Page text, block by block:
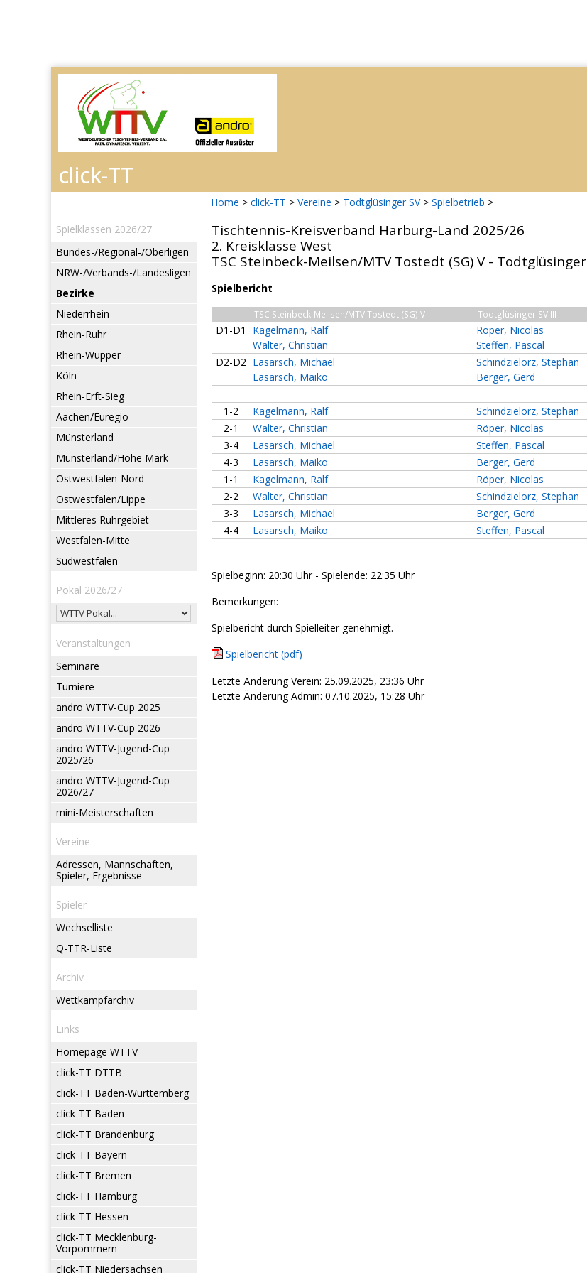
Home > click-TT > Vereine > Todtglüsinger SV> Spielbetrieb >
Spielklassen 2026/27
Bundes-/Regional-/Oberligen
NRW-/Verbands-/Landesligen
Bezirke
Niederrhein
Rhein-Ruhr
Rhein-Wupper
Köln
Rhein-Erft-Sieg
Aachen/Euregio
Münsterland
Münsterland/Hohe Mark
Ostwestfalen-Nord
Ostwestfalen/Lippe
Mittleres Ruhrgebiet
Westfalen-Mitte
Südwestfalen
Pokal 2026/27
Veranstaltungen
Seminare
Turniere
andro WTTV-Cup 2025
andro WTTV-Cup 2026
andro WTTV-Jugend-Cup
2025/26
andro WTTV-Jugend-Cup
2026/27
mini-Meisterschaften
Vereine
Adressen, Mannschaften,
Spieler, Ergebnisse
Spieler
Wechselliste
Q-TTR-Liste
Archiv
Wettkampfarchiv
Links
Homepage WTTV
click-TT DTTB
click-TT Baden-Württemberg
click-TT Baden
click-TT Brandenburg
click-TT Bayern
click-TT Bremen
click-TT Hamburg
click-TT Hessen
click-TT Mecklenburg-
Vorpommern
click-TT Niedersachsen
Tischtennis-Kreisverband Harburg-Land 2025/26
2. Kreisklasse West
TSC Steinbeck-Meilsen/MTV Tostedt (SG) V -
Spielbericht
TSC Steinbeck-Meilsen/MTV Tostedt (SG) V Todtglüsinger SV III
D1-D1
Kagelmann, Ralf
Walter, Christian
Röper, Nicolas
Steffen, Pascal
D2-D2 Lasarsch, Michael
Lasarsch, Maiko
Schindzielorz, Stephan
Berger, Gerd
1-2 Kagelmann, Ralf Schindzielorz, Stephan
2-1
Walter, Christian Röper, Nicolas
3-4
Lasarsch, Michael Steffen, Pascal
4-3
Lasarsch, Maiko Berger, Gerd
1-1
Kagelmann, Ralf Röper, Nicolas
2-2
Walter, Christian Schindzielorz, Stephan
3-3
Lasarsch, Michael Berger, Gerd
4-4
Lasarsch, Maiko Steffen, Pascal
Spielbeginn: 20:30 Uhr - Spielende: 22:35 Uhr
Bemerkungen:
Spielbericht durch Spielleiter genehmigt.
Spielbericht (pdf)
Letzte Änderung Verein: 25.09.2025, 23:36 Uhr
Letzte Änderung Admin: 07.10.2025, 15:28 Uhr